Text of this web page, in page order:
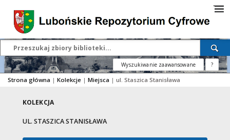
Wyszukiwanie zaawansowane ?
Strona główna | Kolekcje | Miejsca | ul. Staszica Stanisława
KOLEKCJA
UL. STASZICA STANISŁAWA